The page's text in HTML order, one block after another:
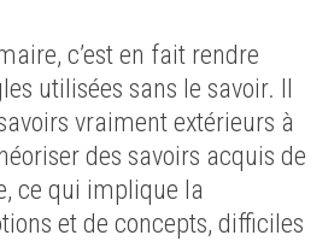
c’est en fait rendre
utilisées sans le savoir. Il
vraiment extérieurs à
des savoirs acquis de
ce qui implique la
et de concepts, difficiles